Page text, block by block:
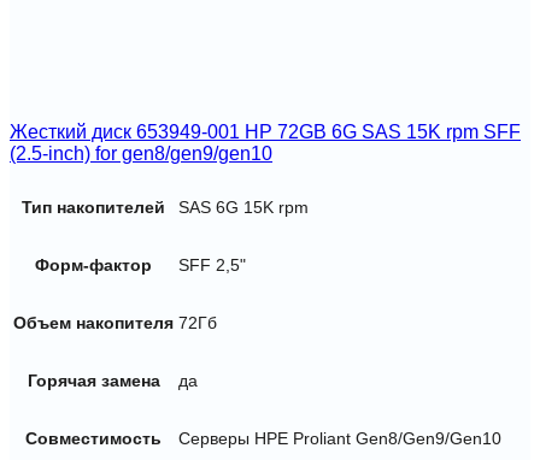
Жесткий диск 653949-001 HP 72GB 6G SAS 15K rpm SFF
(2.5-inch) for gen8/gen9/gen10
Тип накопителей SAS 6G 15K rpm
Форм-фактор SFF 2,5"
Объем накопителя 72Гб
Горячая замена да
Совместимость Серверы HPE Proliant Gen8/Gen9/Gen10